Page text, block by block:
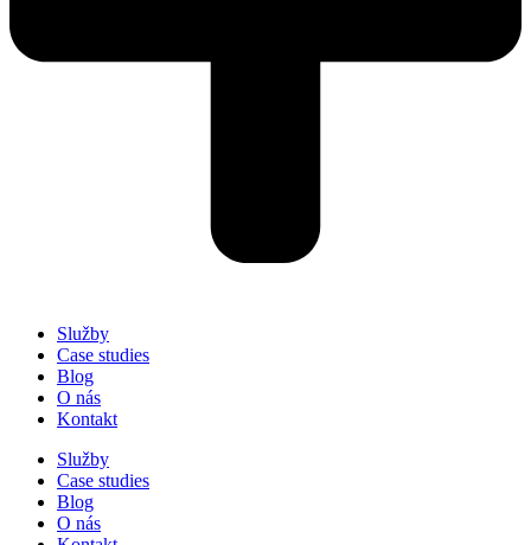
Služby
Case studies
Blog
O nás
Kontakt
Služby
Case studies
Blog
O nás